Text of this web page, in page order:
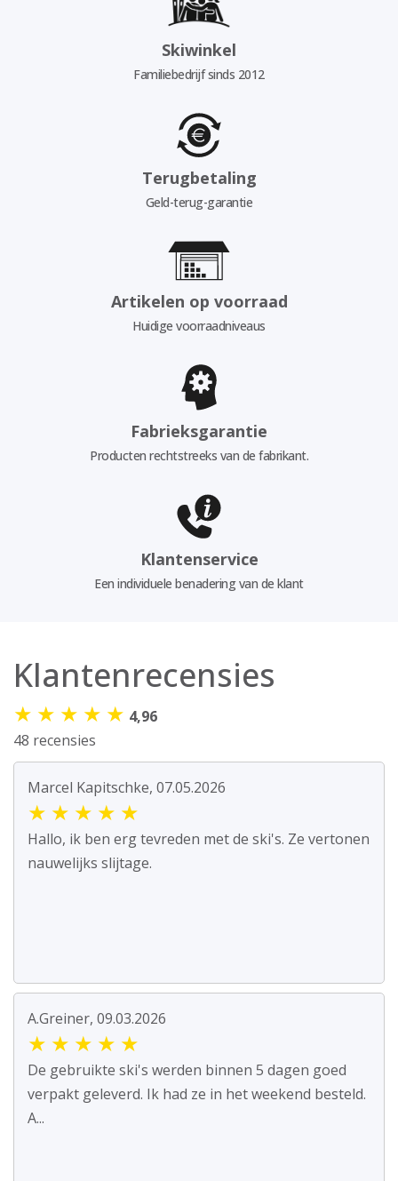
Skiwinkel
Familiebedrijf sinds 2012
Terugbetaling
Geld-terug-garantie
Artikelen op voorraad
Huidige voorraadniveaus
Fabrieksgarantie
Producten rechtstreeks van de fabrikant.
Klantenservice
Een individuele benadering van de klant
Klantenrecensies
★ ★ ★ ★ ★ 4,96
48 recensies
Marcel Kapitschke, 07.05.2026
★ ★ ★ ★ ★
Hallo, ik ben erg tevreden met de ski's. Ze vertonen
nauwelijks slijtage.
A.Greiner, 09.03.2026
★ ★ ★ ★ ★
De gebruikte ski's werden binnen 5 dagen goed
verpakt geleverd. Ik had ze in het weekend besteld.
A...